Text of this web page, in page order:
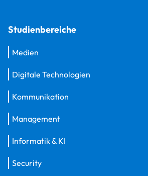
Studienbereiche
Medien
Digitale Technologien
Kommunikation
Management
Informatik & KI
Security